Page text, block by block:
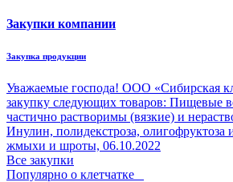
Закупки компании
Закупка продукции
Уважаемые господа! ООО «Сибирская
закупку следующих товаров: Пищевые
частично растворимы (вязкие) и
Инулин, полидекстроза, олигофруктоза
жмыхи и шроты, 06.10.2022
Все закупки
Популярно о клетчатке